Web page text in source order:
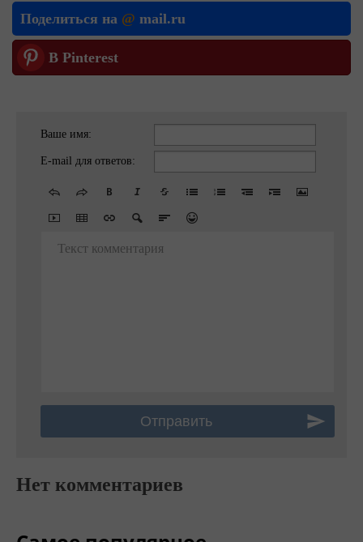
Поделиться на @ mail.ru
В Pinterest
Ваше имя:
E-mail для ответов:
Текст комментария
Нет комментариев